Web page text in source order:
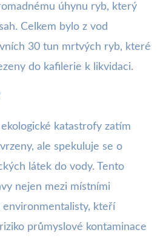
úhynu ryb, který
Celkem bylo z vod
30 tun mrtvých ryb, které
do kafilerie k likvidaci.
katastrofy zatím
ale spekuluje se o
látek do vody. Tento
nejen mezi místními
environmentalisty, kteří
průmyslové kontaminace